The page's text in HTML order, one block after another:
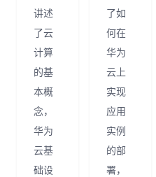
讲述
了云
计算
的基
本概
念，
华为
云基
础设
了如
何在
华为
云上
实现
应用
实例
的部
署，